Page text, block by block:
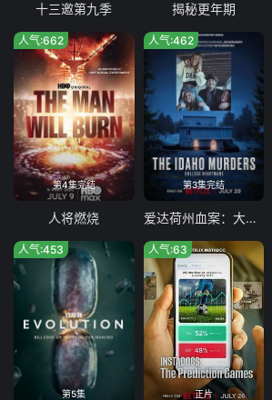
十三邀第九季 揭秘更年期
第4集完结
人气:662
人将燃烧
第3集完结
人气:462
爱达荷州血案：大学梦魇
第5集
人气:453
正片
人气:63